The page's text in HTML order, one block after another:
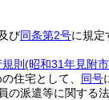
び同条第2号に規定
則 (昭和31年見附
住宅として、 同号
の派遣等に関する